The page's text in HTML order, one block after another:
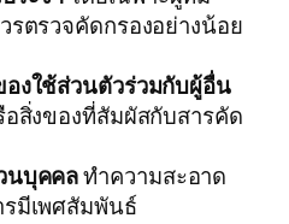
รตรวจคัดกรองอย่างน้อย
องใช้ส่วนตัวร่วมกับผู้อื่น
อสิ่งของที่สัมผัสกับสารคัด
นบุคคลทำความสะอาด
รมีเพศสัมพันธ์